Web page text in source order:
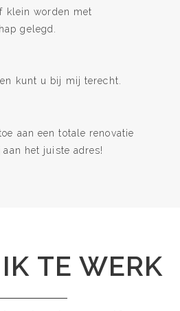
klein worden met
gelegd.
kunt u bij mij terecht.
aan een totale renovatie
het juiste adres!
TE WERK